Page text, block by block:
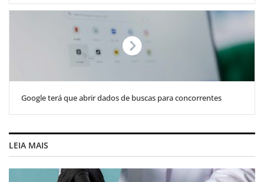
Google terá que abrir dados de buscas para concorrentes
LEIA MAIS